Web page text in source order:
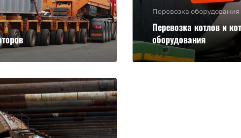
Перевозка оборудования
Перевозка котлов и
оборудования